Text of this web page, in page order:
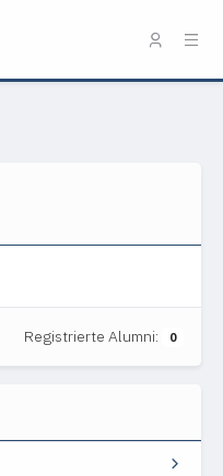
Registrierte Alumni: 0